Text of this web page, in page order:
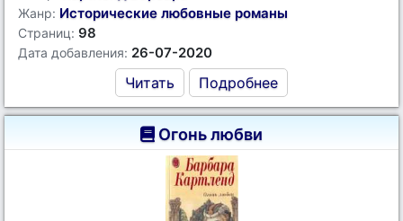
Жанр: Исторические любовные романы
Страниц: 98
Дата добавления: 26-07-2020
Читать Подробнее
Огонь любви